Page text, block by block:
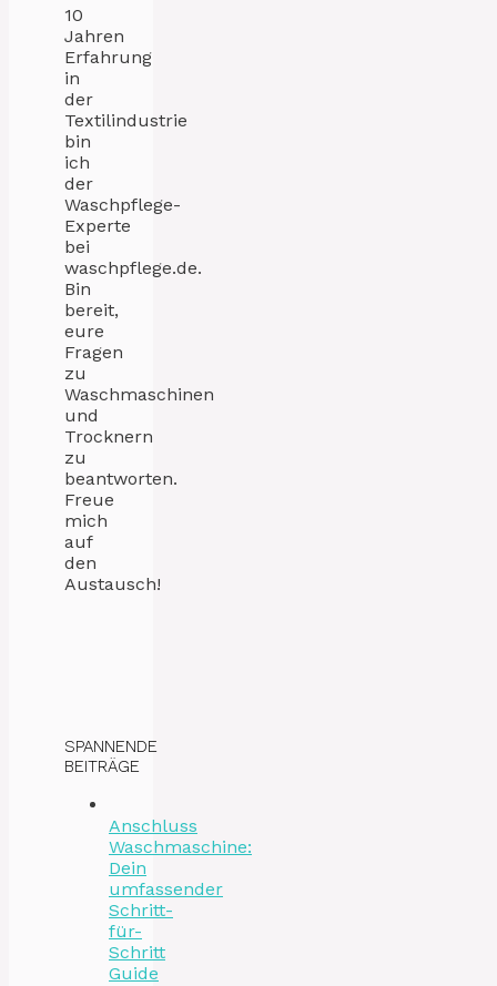
10
Jahren
Erfahrung
in
der
Textilindustrie
bin
ich
der
Waschpflege-
Experte
bei
waschpflege.de.
Bin
bereit,
eure
Fragen
zu
Waschmaschinen
und
Trocknern
zu
beantworten.
Freue
mich
auf
den
Austausch!
SPANNENDE
BEITRÄGE
Anschluss
Waschmaschine:
Dein
umfassender
Schritt-
für-
Schritt
Guide